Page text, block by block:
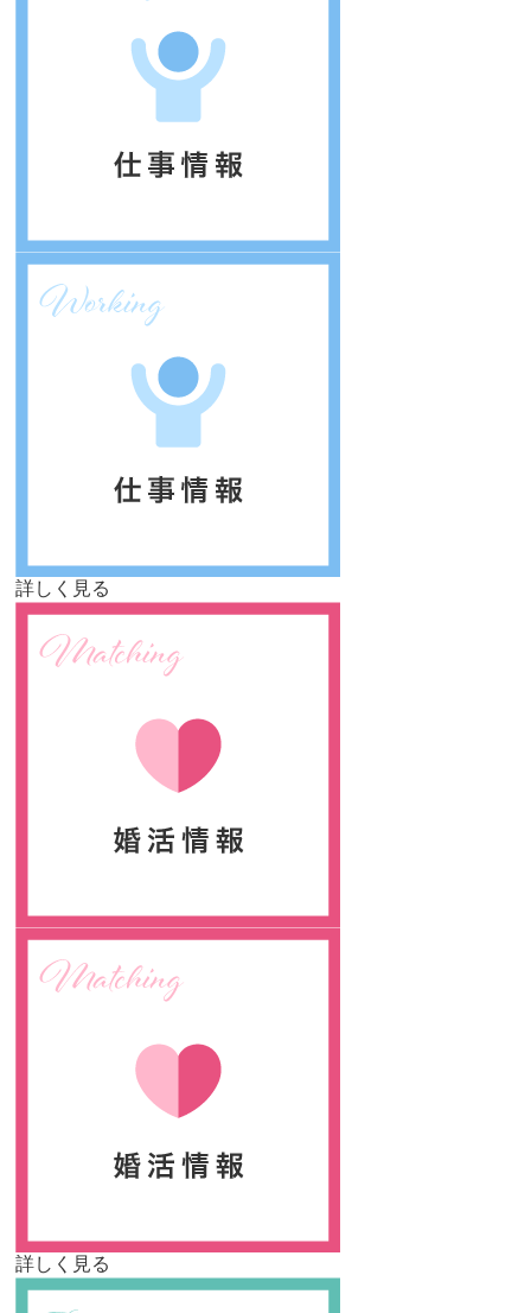
詳しく見る
詳しく見る